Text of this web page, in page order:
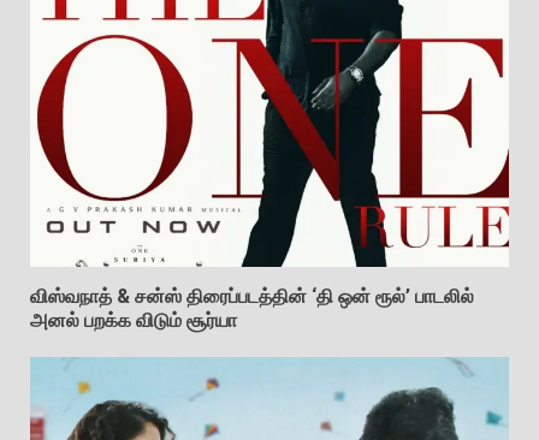
விஸ்வநாத் & சன்ஸ் திரைப்படத்தின் ‘தி ஒன் ரூல்’ பாடலில்
அனல் பறக்க விடும் சூர்யா